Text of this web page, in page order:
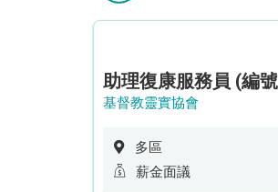
基督教靈實協會
多區
薪金面議